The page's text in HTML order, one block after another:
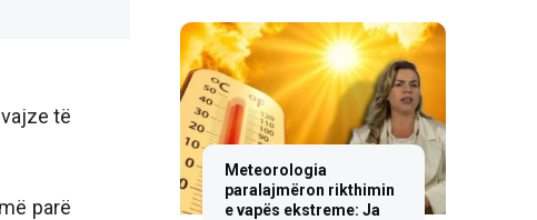
të
parë
Meteorologia
paralajmëron rikthimin
e vapës ekstreme: Ja